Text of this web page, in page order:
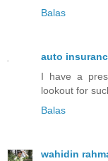
Balas
auto
I have a
lookout for
Balas
wahidin